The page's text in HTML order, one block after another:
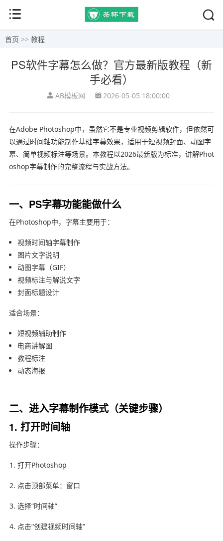
首页 >> 教程
PS软件字幕怎么做？官方最新版教程（新
手必看）
AB模板网 2026-05-05 18:00:00
在Adobe Photoshop中，虽然它不是专业视频剪辑软件，但依然可
以通过时间轴功能制作基础字幕效果，适用于短视频封面、动图字
幕、简单视频标注等场景。本教程以2026最新版为标准，讲解Phot
oshop字幕制作的完整流程与实战方法。
一、PS字幕功能能做什么
在Photoshop中，字幕主要用于：
视频时间轴字幕制作
图片文字说明
动图字幕（GIF）
视频标注与解说文字
封面标题设计
适合场景：
短视频辅助制作
电商讲解图
教程标注
动态海报
二、进入字幕制作模式（关键步骤）
1. 打开时间轴
操作步骤：
打开Photoshop
点击顶部菜单：窗口
选择“时间轴”
点击“创建视频时间轴”